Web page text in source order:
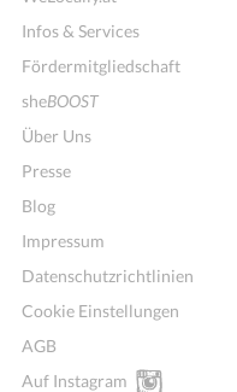
Infos & Services
Fördermitgliedschaft
sheBOOST
Über Uns
Presse
Blog
Impressum
Datenschutzrichtlinien
Cookie Einstellungen
AGB
Auf Instagram